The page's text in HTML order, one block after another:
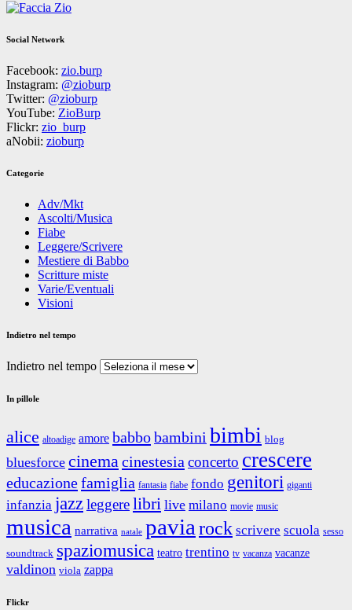
Social Network
Facebook: zio.burp
Instagram: @zioburp
Twitter: @zioburp
YouTube: ZioBurp
Flickr: zio_burp
aNobii: zioburp
Categorie
Adv/Mkt
Ascolti/Musica
Fiabe
Leggere/Scrivere
Mestiere di Babbo
Scritture miste
Varie/Eventuali
Visioni
Indietro nel tempo
Indietro nel tempo
In pillole
alice altoadige amore babbobambini bimbi blog
bluesforce cinema cinestesia concerto crescere
educazionefamiglia fantasia fiabe fondo genitori giganti
infanzia jazzleggerelibri live milano movie music
musica narrativa natale pavia rock scrivere scuola sesso
soundtrack spaziomusica teatro trentino tv vacanza vacanze
valdinon viola zappa
Flickr